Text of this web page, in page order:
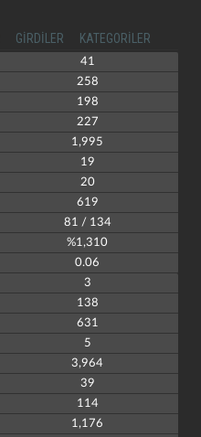
GIRDILER KATEGORILER
41
258
198
227
1,995
19
20
619
81 / 134
%1,310
0.06
3
138
631
5
3,964
39
114
1,176